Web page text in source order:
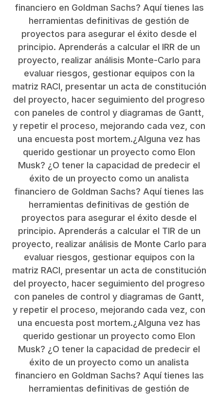
financiero en Goldman Sachs? Aquí tienes las
herramientas definitivas de gestión de
proyectos para asegurar el éxito desde el
principio. Aprenderás a calcular el IRR de un
proyecto, realizar análisis Monte-Carlo para
evaluar riesgos, gestionar equipos con la
matriz RACI, presentar un acta de constitución
del proyecto, hacer seguimiento del progreso
con paneles de control y diagramas de Gantt,
y repetir el proceso, mejorando cada vez, con
una encuesta post mortem.¿Alguna vez has
querido gestionar un proyecto como Elon
Musk? ¿O tener la capacidad de predecir el
éxito de un proyecto como un analista
financiero de Goldman Sachs? Aquí tienes las
herramientas definitivas de gestión de
proyectos para asegurar el éxito desde el
principio. Aprenderás a calcular el TIR de un
proyecto, realizar análisis de Monte Carlo para
evaluar riesgos, gestionar equipos con la
matriz RACI, presentar un acta de constitución
del proyecto, hacer seguimiento del progreso
con paneles de control y diagramas de Gantt,
y repetir el proceso, mejorando cada vez, con
una encuesta post mortem.¿Alguna vez has
querido gestionar un proyecto como Elon
Musk? ¿O tener la capacidad de predecir el
éxito de un proyecto como un analista
financiero en Goldman Sachs? Aquí tienes las
herramientas definitivas de gestión de